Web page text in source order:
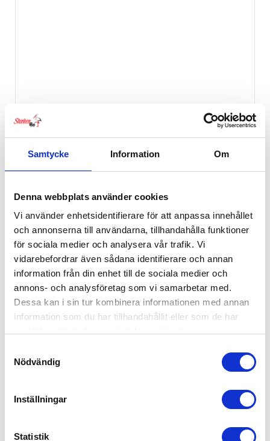
Samtycke Information Om
Denna webbplats använder cookies
Vi använder enhetsidentifierare för att anpassa innehållet
och annonserna till användarna, tillhandahålla funktioner
för sociala medier och analysera vår trafik. Vi
vidarebefordrar även sådana identifierare och annan
information från din enhet till de sociala medier och
annons- och analysföretag som vi samarbetar med.
Dessa kan i sin tur kombinera informationen med annan
information som du har tillhandahållit eller som de har
Nödvändig
Inställningar
Statistik
Troll Väggskötbord Vit
1,995kr